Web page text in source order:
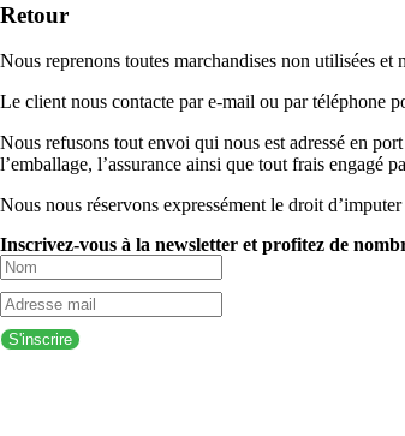
Retour
Nous reprenons toutes marchandises non utilisées
Le client nous contacte par e-mail ou par téléphone
Nous refusons tout envoi qui nous est adressé en
l’emballage, l’assurance ainsi que tout frais engagé
Nous nous réservons expressément le droit
Inscrivez-vous à la newsletter et profitez de